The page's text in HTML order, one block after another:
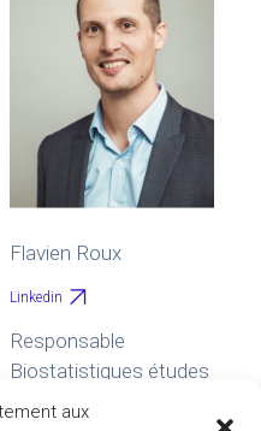
aux
Flavien Roux
Linkedin
Responsable
Biostatistiques études
interventionnelles